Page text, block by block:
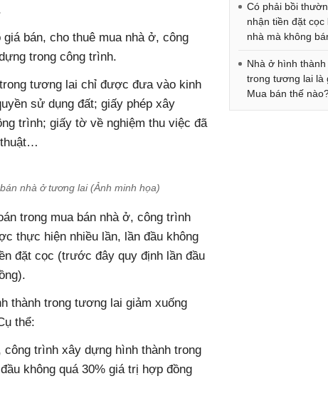
bán, cho thuê mua nhà ở, công
trong công trình.
tương lai chỉ được đưa vào kinh
sử dụng đất; giấy phép xây
trình; giấy tờ về nghiệm thu việc đã
nhà ở tương lai​ (Ảnh minh họa)
trong mua bán nhà ở, công trình
thực hiện nhiều lần, lần đầu không
đặt cọc (trước đây quy định lần đầu
thành trong tương lai giảm xuống
thể:
trình xây dựng hình thành trong
không quá 30% giá trị hợp đồng
Có phải bồi
nhận tiền đặt cọc
nhà mà không
Nhà ở hình thành
trong tương lai là
Mua bán thế